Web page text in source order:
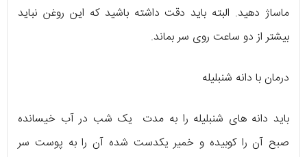
ماساژ دهید. البته باید دقت داشته باشید که این روغن نباید
بیشتر از دو ساعت روی سر بماند.
درمان با دانه شنبلیله
باید دانه های شنبلیله را به مدت یک شب در آب خیسانده
صبح آن را کوبیده و خمیر یکدست شده آن را به پوست سر